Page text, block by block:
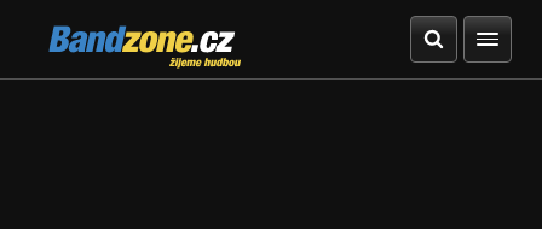
Bandzone.cz
žijeme hudbou